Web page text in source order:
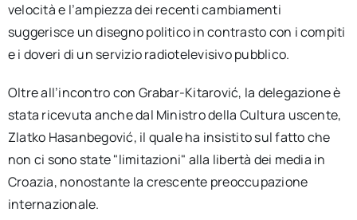
velocità e l’ampiezza dei recenti cambiamenti
suggerisce un disegno politico in contrasto con i compiti
e i doveri di un servizio radiotelevisivo pubblico.
Oltre all’incontro con Grabar-Kitarović, la delegazione è
stata ricevuta anche dal Ministro della Cultura uscente,
Zlatko Hasanbegović, il quale ha insistito sul fatto che
non ci sono state "limitazioni" alla libertà dei media in
Croazia, nonostante la crescente preoccupazione
internazionale.